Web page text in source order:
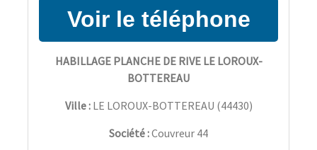
HABILLAGE PLANCHE DE RIVE LE LOROUX-
BOTTEREAU
Ville : LE LOROUX-BOTTEREAU (44430)
Société :Couvreur 44